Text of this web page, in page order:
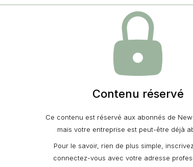
Contenu réservé
Ce contenu est réservé aux abonnés de
mais votre entreprise est peut-être déjà
Pour le savoir, rien de plus simple,
connectez-vous avec votre adresse